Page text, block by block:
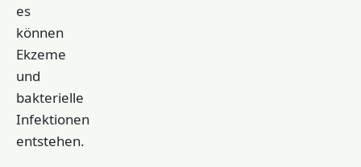
es
können
Ekzeme
und
bakterielle
Infektionen
entstehen.